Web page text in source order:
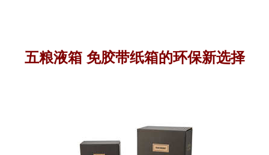
五粮液箱 免胶带纸箱的环保新选择